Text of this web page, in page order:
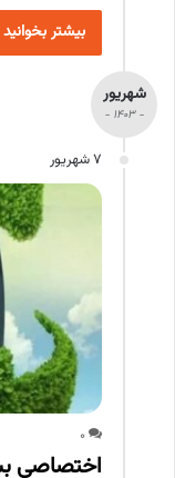
بیشتر
شهریور
- 1403 -
7 شهریور
0